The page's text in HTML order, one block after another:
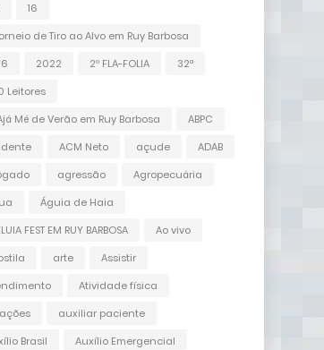
16
de Tiro ao Alvo em Ruy Barbosa
2022 2º FLA-FOLIA
32ª
Leitores
Mé de Verão em Ruy Barbosa
ABPC
ACM Neto açude
ADAB
agressão
Agropecuária
Águia de Haia
FEST EM RUY BARBOSA
Ao vivo
arte
Assistir
Atividade física
auxiliar paciente
Brasil
Auxílio Emergencial